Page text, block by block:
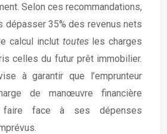
Selon ces recommandations,
dépasser 35% des revenus nets
calcul inclut toutes les charges
celles du futur prêt immobilier.
à garantir que l’emprunteur
de manœuvre financière
faire face à ses dépenses